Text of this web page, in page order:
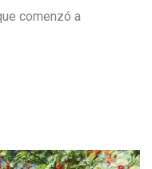
comenzó a